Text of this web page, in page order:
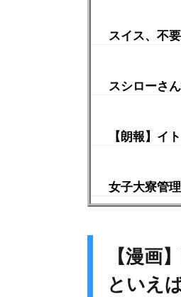
スイス、不
スシローさ
【朗報】イ
女子大寮管
【漫画
といえ